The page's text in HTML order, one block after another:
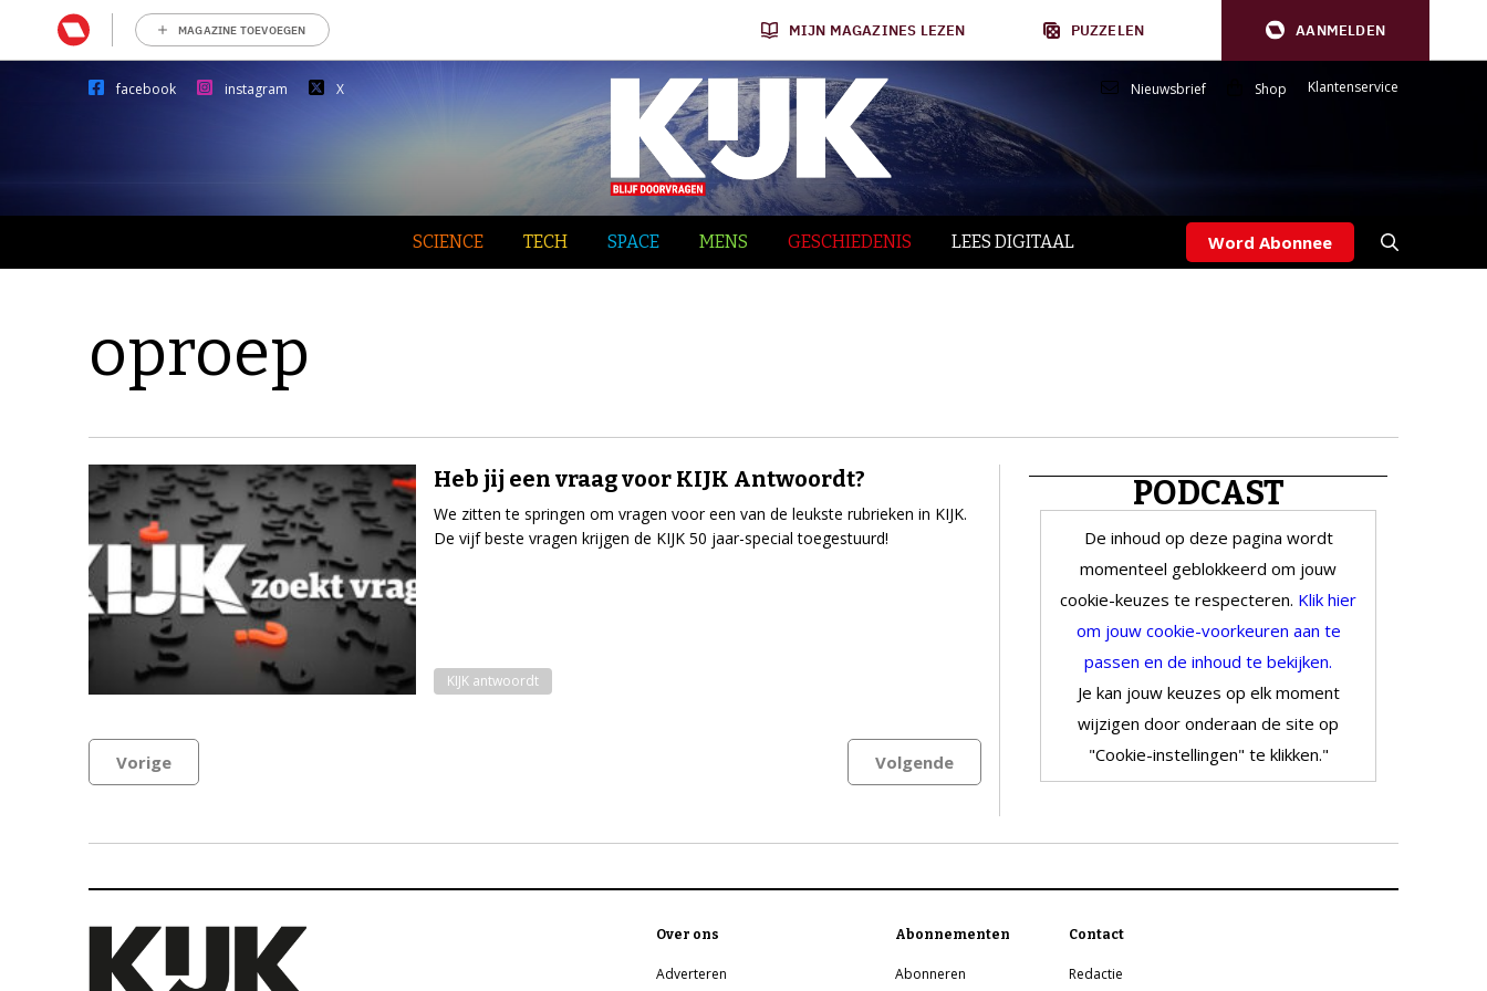
MAGAZINE TOEVOEGEN MIJN MAGAZINES LEZEN PUZZELEN AANMELDEN
facebook instagram X Nieuwsbrief Shop Klantenservice
SCIENCE TECH SPACE MENS GESCHIEDENIS LEES DIGITAAL Word Abonnee
oproep
Heb jij een vraag voor KIJK Antwoordt?
We zitten te springen om vragen voor een van de leukste rubrieken in KIJK.
De vijf beste vragen krijgen de KIJK 50 jaar-special toegestuurd!
KIJK antwoordt
Vorige Volgende
PODCAST
De inhoud op deze pagina wordt
momenteel geblokkeerd om jouw
cookie-keuzes te respecteren. Klik hier
om jouw cookie-voorkeuren aan te
passen en de inhoud te bekijken.
Je kan jouw keuzes op elk moment
wijzigen door onderaan de site op
"Cookie-instellingen" te klikken."
Over ons
Adverteren
Abonnementen
Abonneren
Contact
Redactie